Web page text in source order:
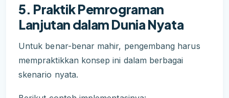
5. Praktik Pemrograman
Lanjutan dalam Dunia Nyata
Untuk benar-benar mahir, pengembang harus
mempraktikkan konsep ini dalam berbagai
skenario nyata.